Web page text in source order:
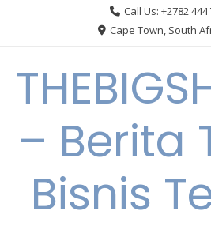
Call Us: +2782 444
Cape Town, South
– Berita
Bisnis